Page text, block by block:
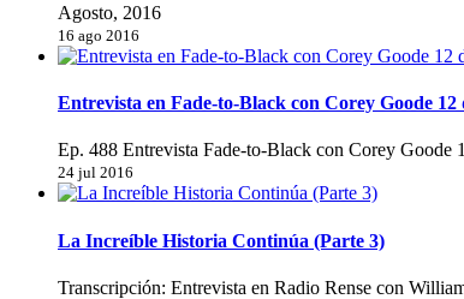
Agosto, 2016
16 ago 2016
Entrevista en Fade-to-Black con Corey Goode 12
Ep. 488 Entrevista Fade-to-Black con Corey Goode
24 jul 2016
La Increíble Historia Continúa (Parte 3)
Transcripción: Entrevista en Radio Rense con